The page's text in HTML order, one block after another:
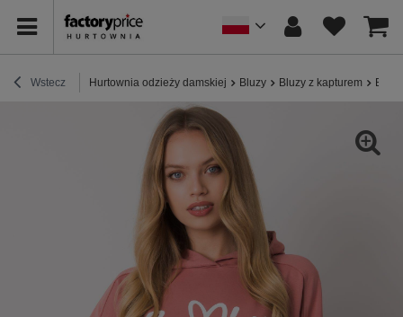
Wstecz Hurtownia odzieży damskiej Bluzy Bluzy z kapturem